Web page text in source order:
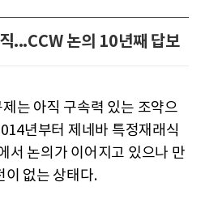
...CCW 논의 10년째 답보
는 아직 구속력 있는 조약으
년부터 제네바 특정재래식
서 논의가 이어지고 있으나 만
이 없는 상태다.